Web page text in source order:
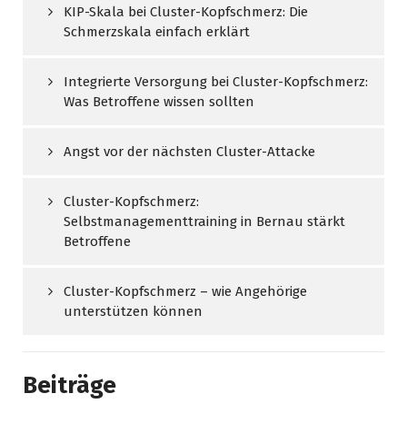
KIP-Skala bei Cluster-Kopfschmerz: Die
Schmerzskala einfach erklärt
Integrierte Versorgung bei Cluster-Kopfschmerz:
Was Betroffene wissen sollten
Angst vor der nächsten Cluster-Attacke
Cluster-Kopfschmerz:
Selbstmanagementtraining in Bernau stärkt
Betroffene
Cluster-Kopfschmerz – wie Angehörige
unterstützen können
Beiträge